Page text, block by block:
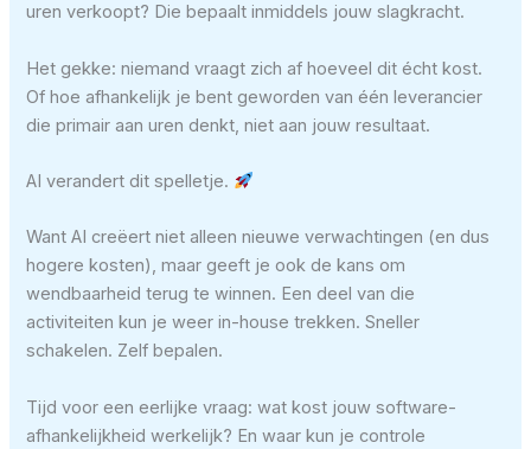
uren verkoopt? Die bepaalt inmiddels jouw slagkracht.
Het gekke: niemand vraagt zich af hoeveel dit écht kost.
Of hoe afhankelijk je bent geworden van één leverancier
die primair aan uren denkt, niet aan jouw resultaat.
AI verandert dit spelletje.
Want AI creëert niet alleen nieuwe verwachtingen (en dus
hogere kosten), maar geeft je ook de kans om
wendbaarheid terug te winnen. Een deel van die
activiteiten kun je weer in-house trekken. Sneller
schakelen. Zelf bepalen.
Tijd voor een eerlijke vraag: wat kost jouw software-
afhankelijkheid werkelijk? En waar kun je controle